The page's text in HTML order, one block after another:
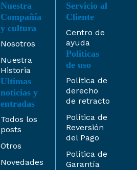
Nuestra
Compañía
y cultura
Nosotros
Nuestra
Historia
Ultimas
noticias y
entradas
Todos los
posts
Otros
Novedades
Servicio al
Cliente
Centro de
ayuda
Politicas
de uso
Política de
derecho
de retracto
Política de
Reversión
del Pago
Política de
Garantía